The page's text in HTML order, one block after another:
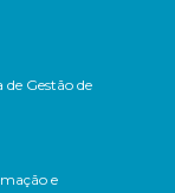
Gestão de
e